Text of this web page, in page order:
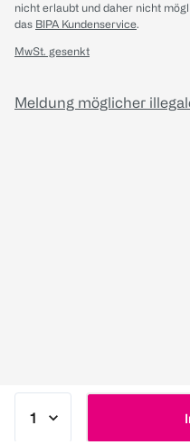
nicht erlaubt und daher nicht
das BIPA Kundenservice.
MwSt. gesenkt
Meldung möglicher